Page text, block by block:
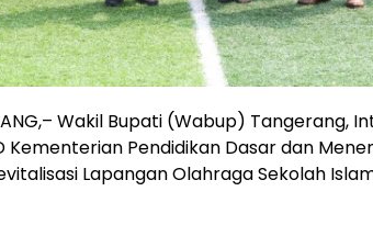
Wakil Bupati (Wabup) Tangerang,
Kementerian Pendidikan Dasar dan
Lapangan Olahraga Sekolah